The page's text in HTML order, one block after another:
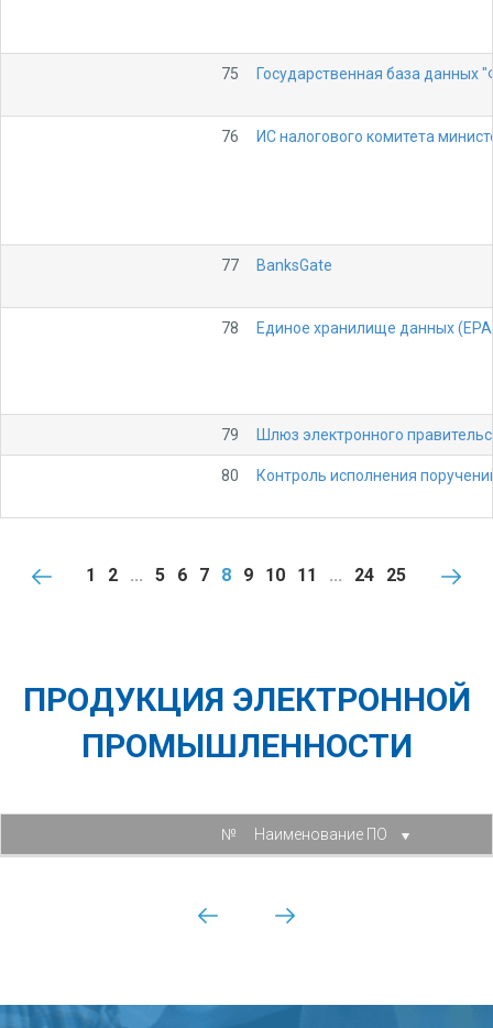
75 Государственная база данных
76 ИС налогового комитета
77 BanksGate
78 Единое хранилище данных
79 Шлюз электронного
80 Контроль исполнения
1 2 ... 5 6 7 8 9 10 11 ... 24 25
ПРОДУКЦИЯ ЭЛЕКТРОННОЙ
ПРОМЫШЛЕННОСТИ
№ Наименование ПО